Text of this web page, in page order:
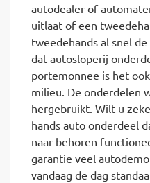
autodealer of
uitlaat of een
tweedehands al snel
dat autosloperij
portemonnee is het
milieu. De onderdelen
hergebruikt. Wilt u
hands auto onderdeel
naar behoren
garantie veel
vandaag de dag